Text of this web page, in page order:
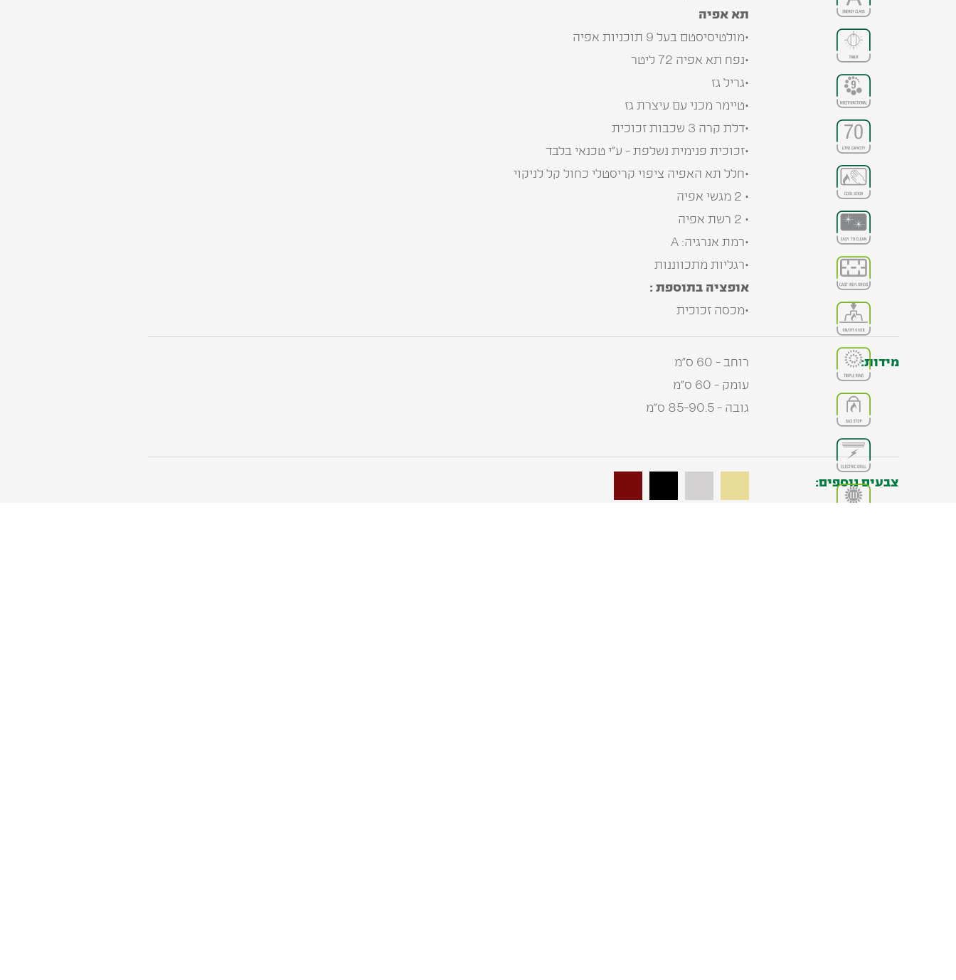
תא אפיה
•מולטיסיסטם בעל 9 תוכניות אפיה
•נפח תא אפיה 72 ליטר
•גריל גז
•טיימר מכני עם עיצרת גז
•דלת קרה 3 שכבות זכוכית
•זכוכית פנימית נשלפת - ע”י טכנאי בלבד
•חלל תא האפיה ציפוי קריסטלי כחול קל לניקוי
• 2 מגשי אפיה
• 2 רשת אפיה
•רמת אנרגיה: A
•רגליות מתכווננות
אופציה בתוספת :
•מכסה זכוכית
מידות:
רוחב - 60 ס"מ
עומק - 60 ס"מ
גובה - 85-90.5 ס"מ
צבעים נוספים: